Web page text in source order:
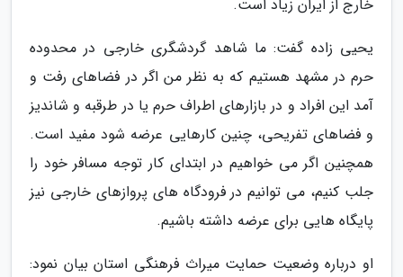
خارج از ایران زیاد است.
یحیی زاده گفت: ما شاهد گردشگری خارجی در محدوده
حرم در مشهد هستیم که به نظر من اگر در فضاهای رفت و
آمد این افراد و در بازارهای اطراف حرم یا در طرقبه و شاندیز
و فضاهای تفریحی، چنین کارهایی عرضه شود مفید است.
همچنین اگر می خواهیم در ابتدای کار توجه مسافر خود را
جلب کنیم، می توانیم در فرودگاه های پروازهای خارجی نیز
پایگاه هایی برای عرضه داشته باشیم.
او درباره وضعیت حمایت میراث فرهنگی استان بیان نمود: